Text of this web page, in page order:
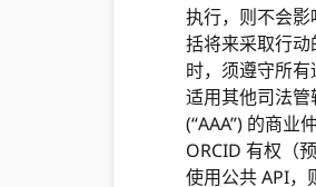
执行，则不会
括将来采取行
时，须遵守所
适用其他司法
(“AAA”) 的商业
ORCID 有权（
使用公共 API，